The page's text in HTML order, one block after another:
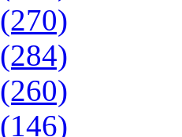
(270)
(284)
(260)
(146)